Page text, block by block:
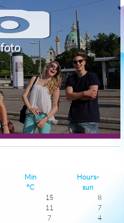
foto
Min
°C
Hours-
sun
15
8
11
7
7
4